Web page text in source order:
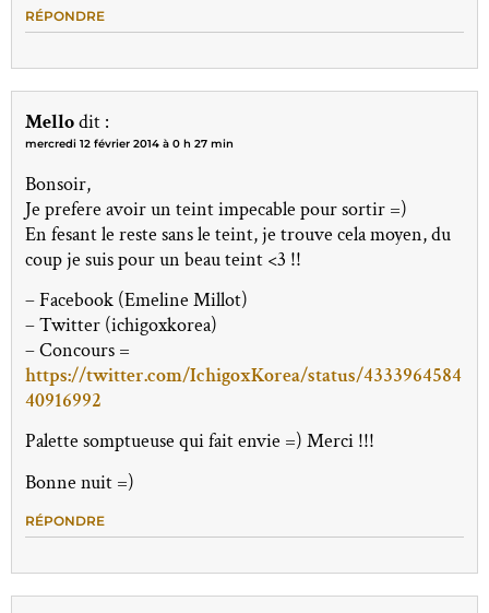
RÉPONDRE
Mellodit :
mercredi 12 février 2014 à 0 h 27 min
Bonsoir,
Je prefere avoir un teint impecable pour sortir =)
En fesant le reste sans le teint, je trouve cela moyen, du
coup je suis pour un beau teint <3 !!
– Facebook (Emeline Millot)
– Twitter (ichigoxkorea)
– Concours =
https://twitter.com/IchigoxKorea/status/4333964584
40916992
Palette somptueuse qui fait envie =) Merci !!!
Bonne nuit =)
RÉPONDRE